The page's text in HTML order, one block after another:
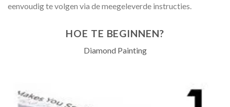
eenvoudig te volgen via de meegeleverde instructies.
HOE TE BEGINNEN?
Diamond Painting